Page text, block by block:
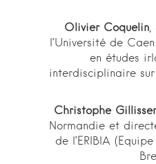
Olivier Coquelin,
l’Université de
en études
interdisciplinaire
Christophe
Normandie et
de l’ERIBIA